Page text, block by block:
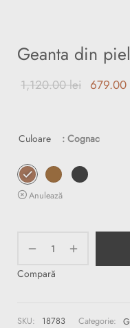
Geanta din
1,120.00lei Prețul
679.00
Culoare : Cognac
Anulează
Compară
SKU: 18783 Categorie: